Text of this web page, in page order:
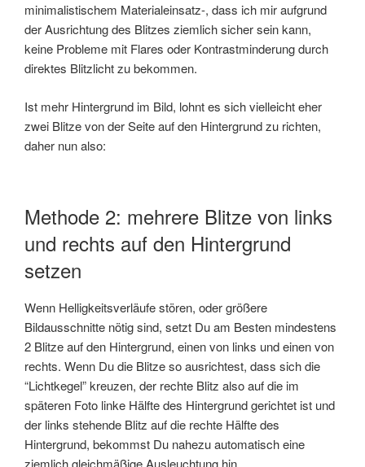
minimalistischem Materialeinsatz-, dass ich mir aufgrund
der Ausrichtung des Blitzes ziemlich sicher sein kann,
keine Probleme mit Flares oder Kontrastminderung durch
direktes Blitzlicht zu bekommen.
Ist mehr Hintergrund im Bild, lohnt es sich vielleicht eher
zwei Blitze von der Seite auf den Hintergrund zu richten,
daher nun also:
Methode 2: mehrere Blitze von links
und rechts auf den Hintergrund
setzen
Wenn Helligkeitsverläufe stören, oder größere
Bildausschnitte nötig sind, setzt Du am Besten mindestens
2 Blitze auf den Hintergrund, einen von links und einen von
rechts. Wenn Du die Blitze so ausrichtest, dass sich die
“Lichtkegel” kreuzen, der rechte Blitz also auf die im
späteren Foto linke Hälfte des Hintergrund gerichtet ist und
der links stehende Blitz auf die rechte Hälfte des
Hintergrund, bekommst Du nahezu automatisch eine
ziemlich gleichmäßige Ausleuchtung hin.